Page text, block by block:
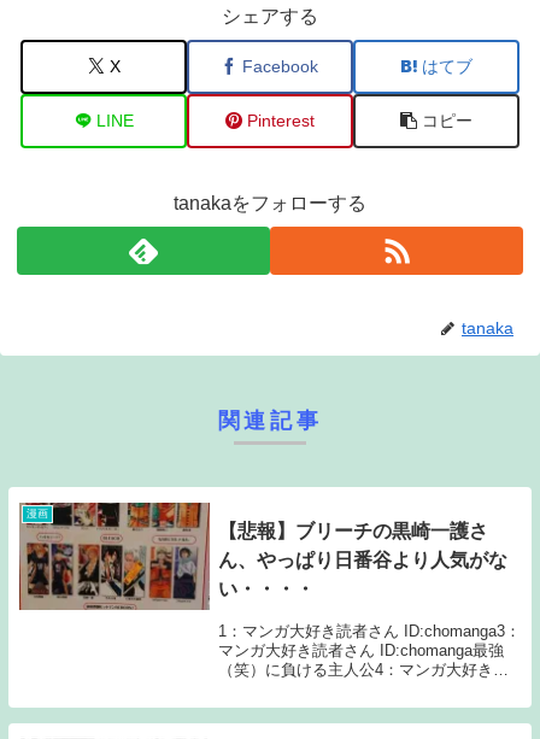
シェアする
X Facebook はてブ
LINE Pinterest コピー
tanakaをフォローする
tanaka
関連記事
漫画
【悲報】ブリーチの黒崎一護さ
ん、やっぱり日番谷より人気がな
い・・・・
1：マンガ大好き読者さん ID:chomanga3：
マンガ大好き読者さん ID:chomanga最強
（笑）に負ける主人公4：マンガ大好き読
6：マンガ大好き読者さん ID:chomangaす
ま...